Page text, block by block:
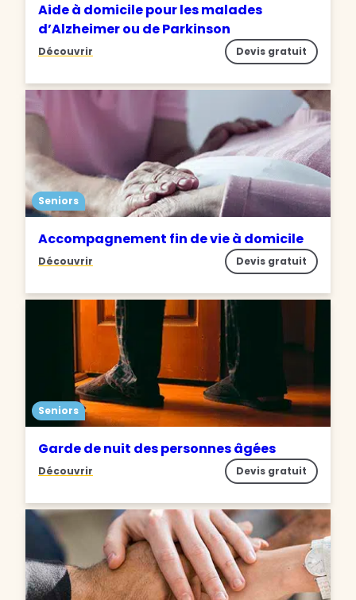
Aide à domicile pour les malades
d’Alzheimer ou de Parkinson
Découvrir Devis gratuit
Seniors
Accompagnement fin de vie à domicile
Découvrir Devis gratuit
Seniors
Garde de nuit des personnes âgées
Découvrir Devis gratuit